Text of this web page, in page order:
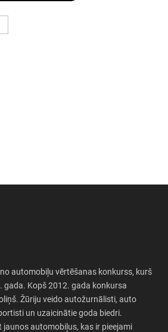
automobiļu vērtēšanas konkurss, kurš
gada. Kopš 2012. gada konkursa
Žūriju veido autožurnālisti, auto
un uzaicinātie goda biedri.
jaunos automobiļus, kas ir pieejami